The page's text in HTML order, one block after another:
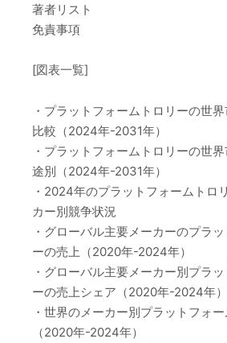
著者リスト
免責事項
[図表一覧]
・プラットフォームトロリーの世
比較（2024年-2031年）
・プラットフォームトロリーの世
途別（2024年-2031年）
・2024年のプラットフォームトロ
カー別競争状況
・グローバル主要メーカーのプラ
ーの売上（2020年-2024年）
・グローバル主要メーカー別プラ
ーの売上シェア（2020年-2024年）
・世界のメーカー別プラットフォ
（2020年-2024年）